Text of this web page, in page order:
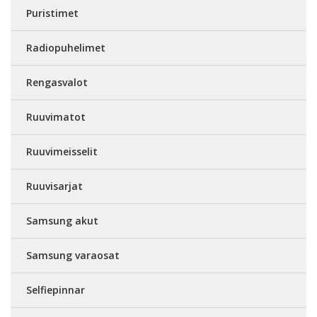
Puristimet
Radiopuhelimet
Rengasvalot
Ruuvimatot
Ruuvimeisselit
Ruuvisarjat
Samsung akut
Samsung varaosat
Selfiepinnar